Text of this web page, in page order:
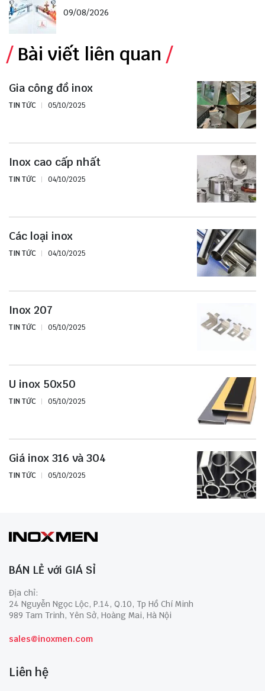
09/08/2026
Bài viết liên quan
Gia công đồ inox
TIN TỨC 05/10/2025
Inox cao cấp nhất
TIN TỨC 04/10/2025
Các loại inox
TIN TỨC 04/10/2025
Inox 207
TIN TỨC 05/10/2025
U inox 50x50
TIN TỨC 05/10/2025
Giá inox 316 và 304
TIN TỨC 05/10/2025
BÁN LẺ với GIÁ SỈ
Địa chỉ:
24 Nguyễn Ngọc Lộc, P.14, Q.10, Tp Hồ Chí Minh
989 Tam Trinh, Yên Sở, Hoàng Mai, Hà Nội
sales@inoxmen.com
Liên hệ